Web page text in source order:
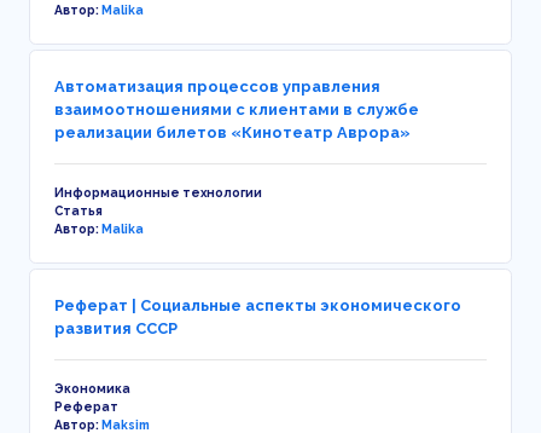
Автор:Malika
Автоматизация процессов управления
взаимоотношениями с клиентами в службе
реализации билетов «Кинотеатр Аврора»
Информационные технологии
Статья
Автор:Malika
Реферат | Социальные аспекты экономического
развития СССР
Экономика
Реферат
Автор:Maksim